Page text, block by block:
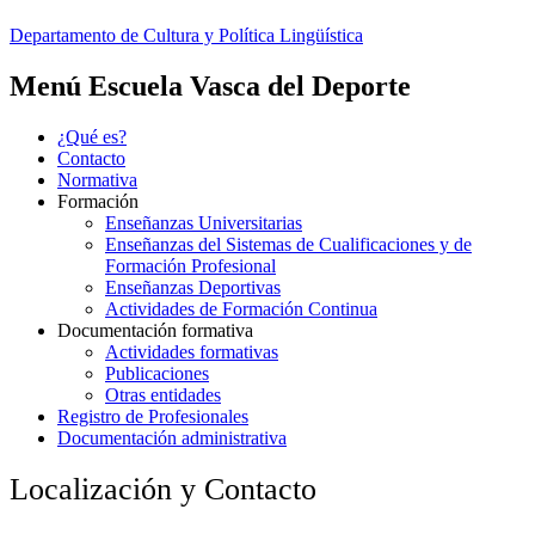
Departamento de Cultura y Política Lingüística
Menú Escuela Vasca del Deporte
¿Qué es?
Contacto
Normativa
Formación
Enseñanzas Universitarias
Enseñanzas del Sistemas de Cualificaciones y de
Formación Profesional
Enseñanzas Deportivas
Actividades de Formación Continua
Documentación formativa
Actividades formativas
Publicaciones
Otras entidades
Registro de Profesionales
Documentación administrativa
Localización y Contacto